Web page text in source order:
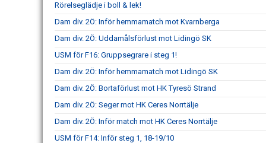
Rörelseglädje i boll & lek!
Dam div. 2Ö: Inför hemmamatch mot Kvarnberga
Dam div. 2Ö: Uddamålsförlust mot Lidingö SK
USM för F16: Gruppsegrare i steg 1!
Dam div. 2Ö: Inför hemmamatch mot Lidingö SK
Dam div. 2Ö: Bortaförlust mot HK Tyresö Strand
Dam div. 2Ö: Seger mot HK Ceres Norrtälje
Dam div. 2Ö: Inför match mot HK Ceres Norrtälje
USM för F14: Inför steg 1, 18-19/10